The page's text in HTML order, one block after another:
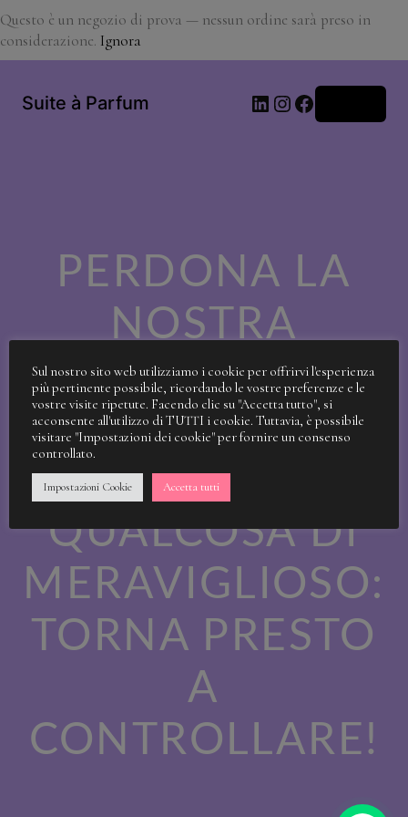
Questo è un negozio di prova — nessun ordine sarà preso in
considerazione. Ignora
Suite à Parfum LinkedIn
Instagram
Facebook
PERDONA LA
NOSTRA
SPORCIZIA!
STIAMO
LAVORANDO A
QUALCOSA DI
MERAVIGLIOSO:
TORNA PRESTO
A
CONTROLLARE!
Sul nostro sito web utilizziamo i cookie per offrirvi l'esperienza
più pertinente possibile, ricordando le vostre preferenze e le
vostre visite ripetute. Facendo clic su "Accetta tutto", si
acconsente all'utilizzo di TUTTI i cookie. Tuttavia, è possibile
visitare "Impostazioni dei cookie" per fornire un consenso
controllato.
Impostazioni Cookie Accetta tutti